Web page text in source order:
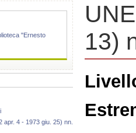
"Ernesto
apr. 4 - 1973 giu. 25) nn.
13)